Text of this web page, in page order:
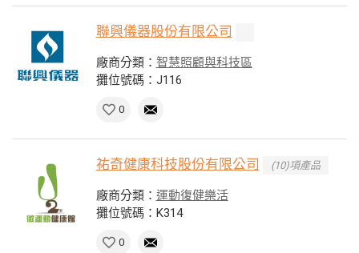
聯興儀器股份有限公司
廠商分類： 智慧照顧與科技區
攤位號碼：J116
0
祐奇健康科技股份有限公司 (10)項產品
廠商分類： 運動復健樂活
攤位號碼：K314
0